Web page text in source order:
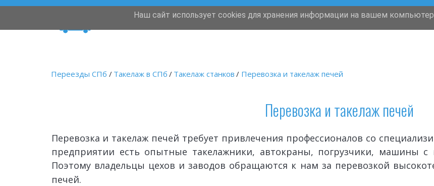
Грузчики Перевозки
Переезды СПб / Такелаж в СПб / Такелаж станков / Перевозка и такелаж печей
Перевозка и такелаж печей
Перевозка и такелаж печей требует привлечения профессионалов со
предприятии есть опытные такелажники, автокраны, погрузчики, машины с
Поэтому владельцы цехов и заводов обращаются к нам за перевозкой
печей.
Наш сайт использует cookies для хранения информации на вашем